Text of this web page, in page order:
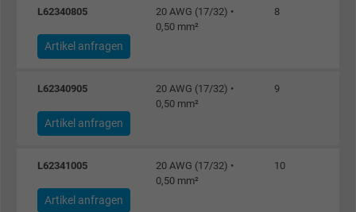
L62340805
20 AWG (17/32) •
0,50 mm²
8
Artikel anfragen
L62340905
20 AWG (17/32) •
0,50 mm²
9
Artikel anfragen
L62341005
20 AWG (17/32) •
0,50 mm²
10
Artikel anfragen